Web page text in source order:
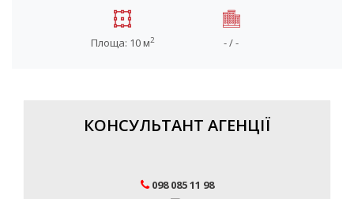
Площа: 10 м2 - / -
КОНСУЛЬТАНТ АГЕНЦІЇ
098 085 11 98